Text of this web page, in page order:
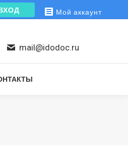
Мой аккаунт
mail@idodoc.ru